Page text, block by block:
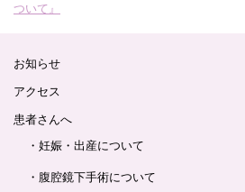
科
ロ
ゴ
ついて』
お知らせ
アクセス
患者さんへ
・妊娠・出産について
・腹腔鏡下手術について